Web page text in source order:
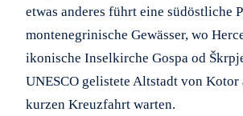
etwas anderes führt eine südöstliche
montenegrinische Gewässer, wo
ikonische Inselkirche Gospa od
UNESCO gelistete Altstadt von
kurzen Kreuzfahrt warten.